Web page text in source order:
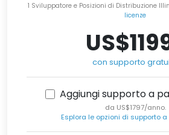
1 Sviluppatore e Posizioni di Distribuzione
licenze
con supporto
Aggiungi supporto a
da US$1797/anno.
Esplora le opzioni di supporto